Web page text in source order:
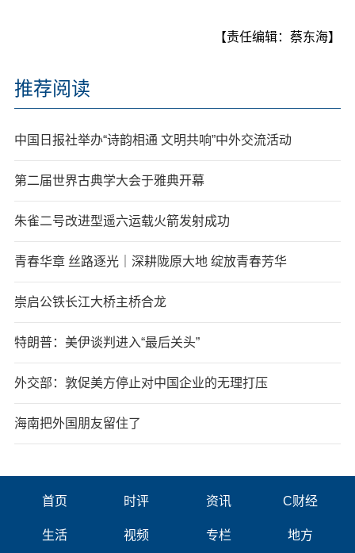
【责任编辑：蔡东海】
推荐阅读
中国日报社举办“诗韵相通 文明共响”中外交流活动
第二届世界古典学大会于雅典开幕
朱雀二号改进型遥六运载火箭发射成功
青春华章 丝路逐光｜深耕陇原大地 绽放青春芳华
崇启公铁长江大桥主桥合龙
特朗普：美伊谈判进入“最后关头”
外交部：敦促美方停止对中国企业的无理打压
海南把外国朋友留住了
首页 时评 资讯 C财经
生活 视频 专栏 地方